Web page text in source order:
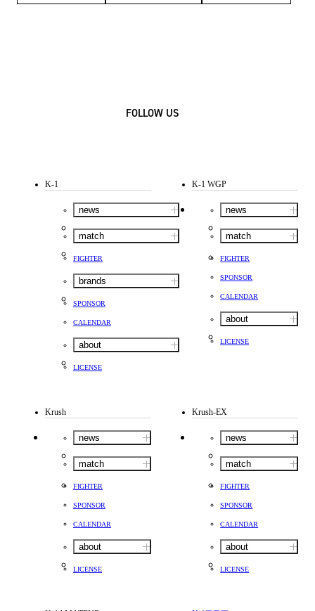
FOLLOW US
K-1
news
match
FIGHTER
brands
SPONSOR
CALENDAR
about
LICENSE
K-1 WGP
news
match
FIGHTER
SPONSOR
CALENDAR
about
LICENSE
Krush
news
match
FIGHTER
SPONSOR
CALENDAR
about
LICENSE
Krush-EX
news
match
FIGHTER
SPONSOR
CALENDAR
about
LICENSE